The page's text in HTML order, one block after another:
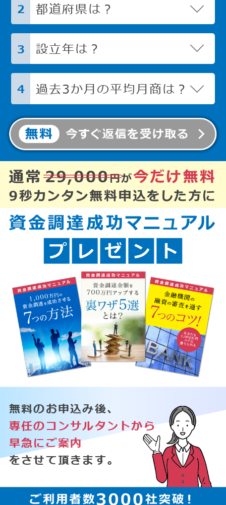
2 都道府県は？
3 設立年は？
4 過去3か月の平均月商は？
無料のお申込み後、
専任のコンサルタントから
早急にご案内
をさせて頂きます。